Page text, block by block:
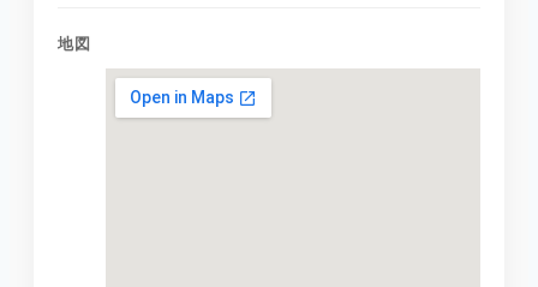
地図